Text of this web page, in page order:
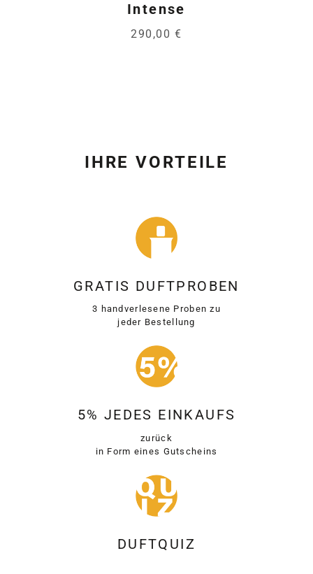
Intense
290,00 €
IHRE VORTEILE
GRATIS DUFTPROBEN
3 handverlesene Proben zu
jeder Bestellung
5% JEDES EINKAUFS
zurück
in Form eines Gutscheins
DUFTQUIZ